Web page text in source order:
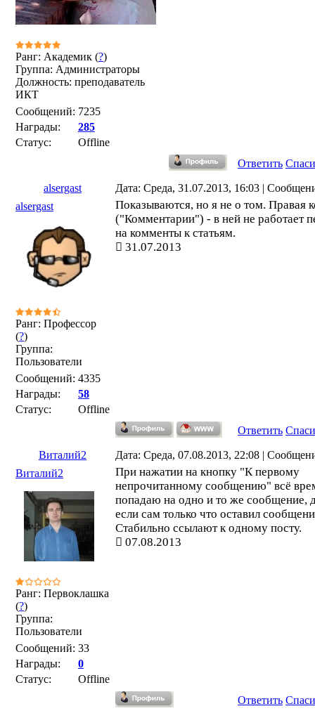
Ранг: Академик (?)
Группа: Администраторы
Должность: преподаватель
ИКТ
Сообщений: 7235
Награды:
285
Статус:
Offline
Ответить
alsergast
Дата: Среда, 31.07.2013, 16:03 |
alsergast
Ранг: Профессор
(?)
Группа:
Пользователи
Сообщений: 4335
Награды:
58
Статус:
Offline
Показываются, но я не о том. Правая
("Комментарии") - в ней не работает
на комменты к статьям.
31.07.2013
Ответить
Виталий2
Дата: Среда, 07.08.2013, 22:08 |
Виталий2
Ранг: Первоклашка
(?)
Группа:
Пользователи
Сообщений: 33
Награды:
0
Статус:
Offline
При нажатии на кнопку "К первому
непрочитанному сообщению" всё
попадаю на одно и то же сообщение,
если сам только что оставил
Стабильно ссылают к одному посту.
07.08.2013
Ответить